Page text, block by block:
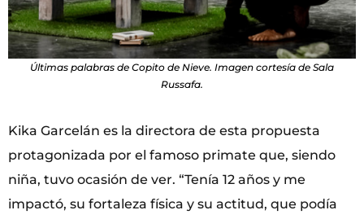
Últimas palabras de Copito de Nieve. Imagen cortesía de Sala
Russafa.
Kika Garcelán es la directora de esta propuesta
protagonizada por el famoso primate que, siendo
niña, tuvo ocasión de ver. “Tenía 12 años y me
impactó, su fortaleza física y su actitud, que podía